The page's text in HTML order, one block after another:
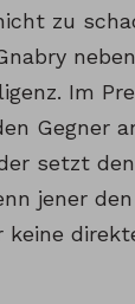
zu
Im
Gegner
setzt
jener
keine